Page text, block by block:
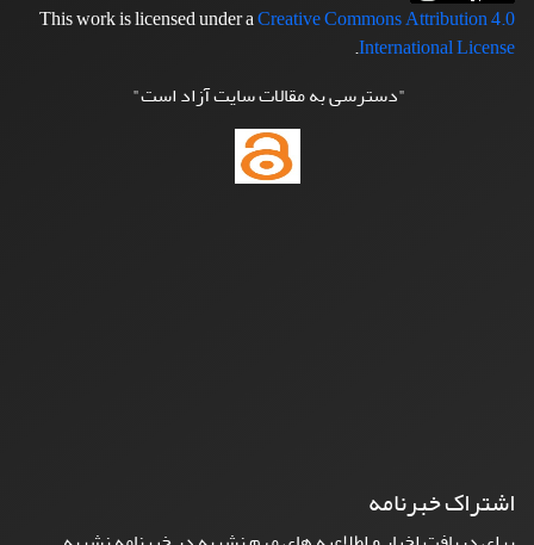
This work is licensed under aCreative Commons Attribution 4.0
International License
.
"دسترسی به مقالات سایت آزاد است"
اشتراک خبرنامه